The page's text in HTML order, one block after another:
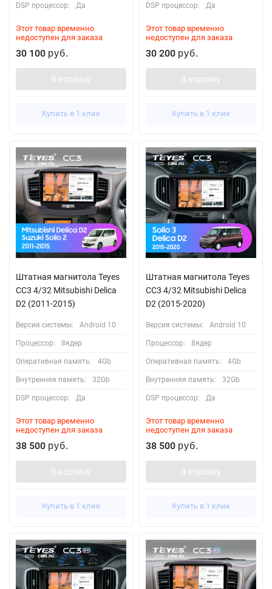
DSP процессор: Да
Этот товар временно
недоступен для заказа
30 100 руб.
В корзину
Купить в 1 клик
DSP процессор: Да
Этот товар временно
недоступен для заказа
30 200 руб.
В корзину
Купить в 1 клик
Штатная магнитола Teyes
CC3 4/32 Mitsubishi Delica
D2 (2011-2015)
Версия системы: Android 10
Процессор: 8ядер
Оперативная память: 4Gb
Внутренняя память: 32Gb
DSP процессор: Да
Этот товар временно
недоступен для заказа
38 500 руб.
В корзину
Купить в 1 клик
Штатная магнитола Teyes
CC3 4/32 Mitsubishi Delica
D2 (2015-2020)
Версия системы: Android 10
Процессор: 8ядер
Оперативная память: 4Gb
Внутренняя память: 32Gb
DSP процессор: Да
Этот товар временно
недоступен для заказа
38 500 руб.
В корзину
Купить в 1 клик